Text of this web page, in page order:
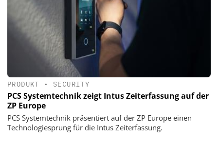
PRODUKT • SECURITY
PCS Systemtechnik zeigt Intus Zeiterfassung auf der
ZP Europe
PCS Systemtechnik präsentiert auf der ZP Europe einen
Technologiesprung für die Intus Zeiterfassung.